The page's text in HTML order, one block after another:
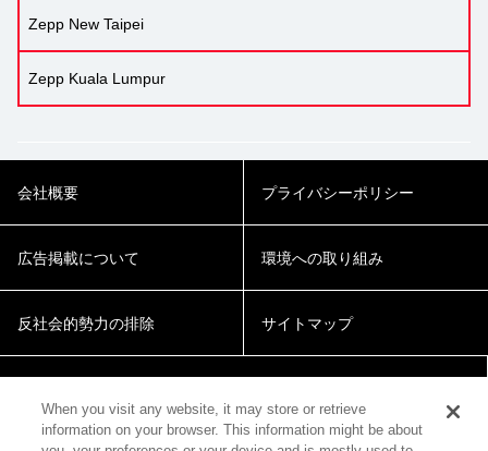
Zepp New Taipei
Zepp Kuala Lumpur
会社概要 プライバシーポリシー
広告掲載について 環境への取り組み
反社会的勢力の排除 サイトマップ
When you visit any website, it may store or retrieve
information on your browser. This information might be about